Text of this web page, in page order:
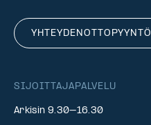
YHTEYDENOTTOPYYNTÖ
SIJOITTAJAPALVELU
Arkisin 9.30–16.30